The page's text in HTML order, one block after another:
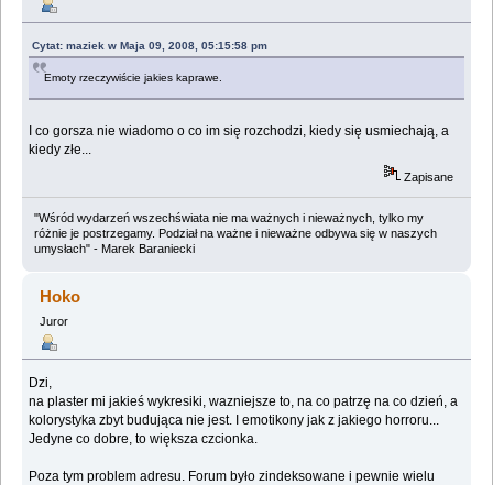
Cytat: maziek w Maja 09, 2008, 05:15:58 pm
Emoty rzeczywiście jakies kaprawe.
I co gorsza nie wiadomo o co im się rozchodzi, kiedy się usmiechają, a
kiedy złe...
Zapisane
"Wśród wydarzeń wszechświata nie ma ważnych i nieważnych, tylko my
różnie je postrzegamy. Podział na ważne i nieważne odbywa się w naszych
umysłach" - Marek Baraniecki
Hoko
Juror
Dzi,
na plaster mi jakieś wykresiki, wazniejsze to, na co patrzę na co dzień, a
kolorystyka zbyt budująca nie jest. I emotikony jak z jakiego horroru...
Jedyne co dobre, to większa czcionka.
Poza tym problem adresu. Forum było zindeksowane i pewnie wielu